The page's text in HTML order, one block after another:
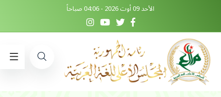
الأحد 09 أوت 2026 - 04:06 صباحاً